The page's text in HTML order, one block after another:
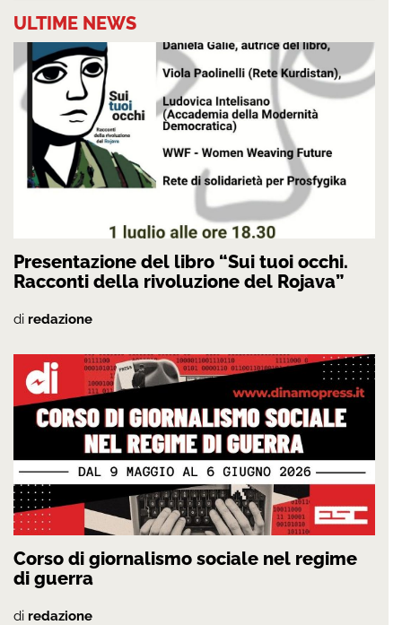
ULTIME NEWS
Presentazione del libro “Sui tuoi occhi.
Racconti della rivoluzione del Rojava”
di redazione
Corso di giornalismo sociale nel regime
di guerra
di redazione